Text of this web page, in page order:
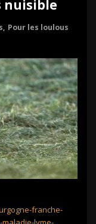
nuisible
, Pour les loulous
franche-